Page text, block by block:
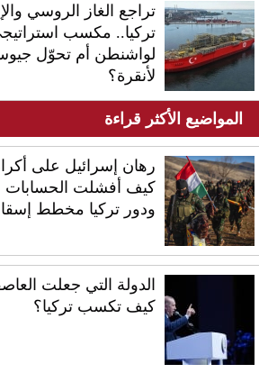
تراجع الغاز الروسي
تركيا.. مكسب
لواشنطن أم تحوّل
لأنقرة؟
المواضيع الأكثر قراءة
رهان إسرائيل على
كيف أفشلت الحسابات
ودور تركيا مخطط
الدولة التي جعلت
كيف تكسب تركيا؟